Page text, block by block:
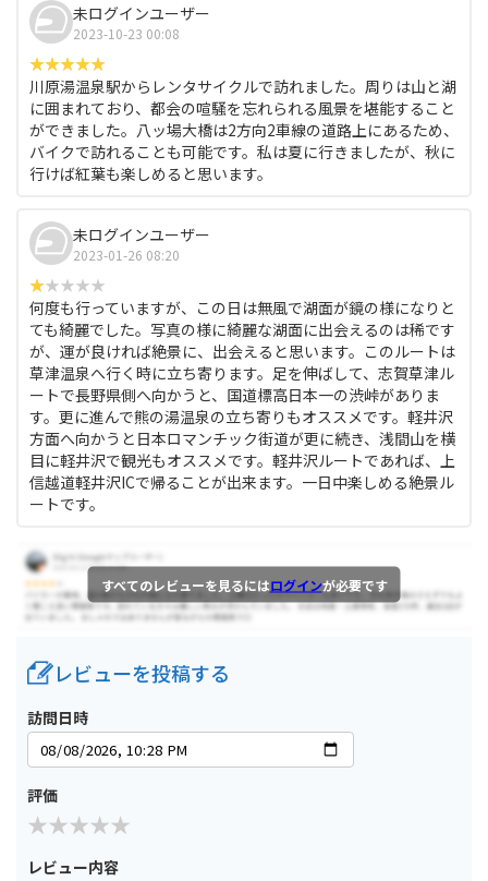
未ログインユーザー
2023-10-23 00:08
川原湯温泉駅からレンタサイクルで訪れました。周りは山と湖
に囲まれており、都会の喧騒を忘れられる風景を堪能すること
ができました。八ッ場大橋は2方向2車線の道路上にあるため、
バイクで訪れることも可能です。私は夏に行きましたが、秋に
行けば紅葉も楽しめると思います。
未ログインユーザー
2023-01-26 08:20
何度も行っていますが、この日は無風で湖面が鏡の様になりと
ても綺麗でした。写真の様に綺麗な湖面に出会えるのは稀です
が、運が良ければ絶景に、出会えると思います。このルートは
草津温泉へ行く時に立ち寄ります。足を伸ばして、志賀草津ル
ートで長野県側へ向かうと、国道標高日本一の渋峠がありま
す。更に進んで熊の湯温泉の立ち寄りもオススメです。軽井沢
方面へ向かうと日本ロマンチック街道が更に続き、浅間山を横
目に軽井沢で観光もオススメです。軽井沢ルートであれば、上
信越道軽井沢ICで帰ることが出来ます。一日中楽しめる絶景ル
ートです。
すべてのレビューを見るにはログインが必要です
レビューを投稿する
訪問日時
評価
レビュー内容